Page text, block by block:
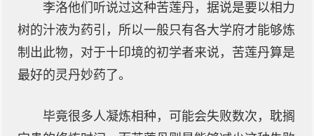
李洛他们听说过这种苦莲丹，据说是要以相力
树的汁液为药引，所以一般只有各大学府才能够炼
制出此物，对于十印境的初学者来说，苦莲丹算是
最好的灵丹妙药了。
毕竟很多人凝炼相种，可能会失败数次，耽搁